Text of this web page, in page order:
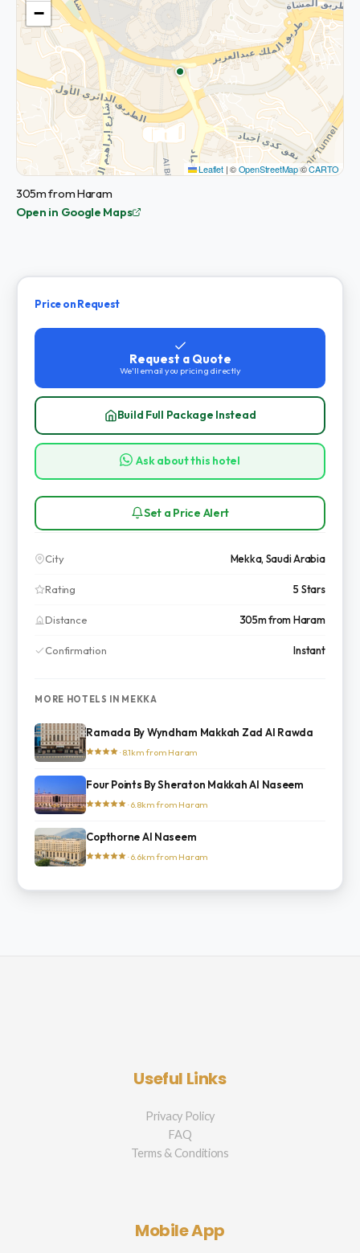
−
Leaflet |©OpenStreetMap©CARTO
305m from Haram
Open in Google Maps
Price on Request
Request a Quote
We'll email you pricing directly
Build Full Package Instead
Ask about this hotel
Set a Price Alert
City Mekka, Saudi Arabia
Rating 5 Stars
Distance 305m from Haram
Confirmation Instant
MORE HOTELS IN MEKKA
Ramada By Wyndham Makkah Zad Al Rawda
· 8.1km from Haram
Four Points By Sheraton Makkah Al Naseem
· 6.8km from Haram
Copthorne Al Naseem
· 6.6km from Haram
Useful Links
Privacy Policy
FAQ
Terms & Conditions
Mobile App